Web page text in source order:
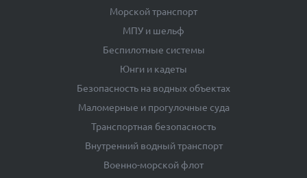
Морской транспорт
МПУ и шельф
Беспилотные системы
Юнги и кадеты
Безопасность на водных объектах
Маломерные и прогулочные суда
Транспортная безопасность
Внутренний водный транспорт
Военно-морской флот